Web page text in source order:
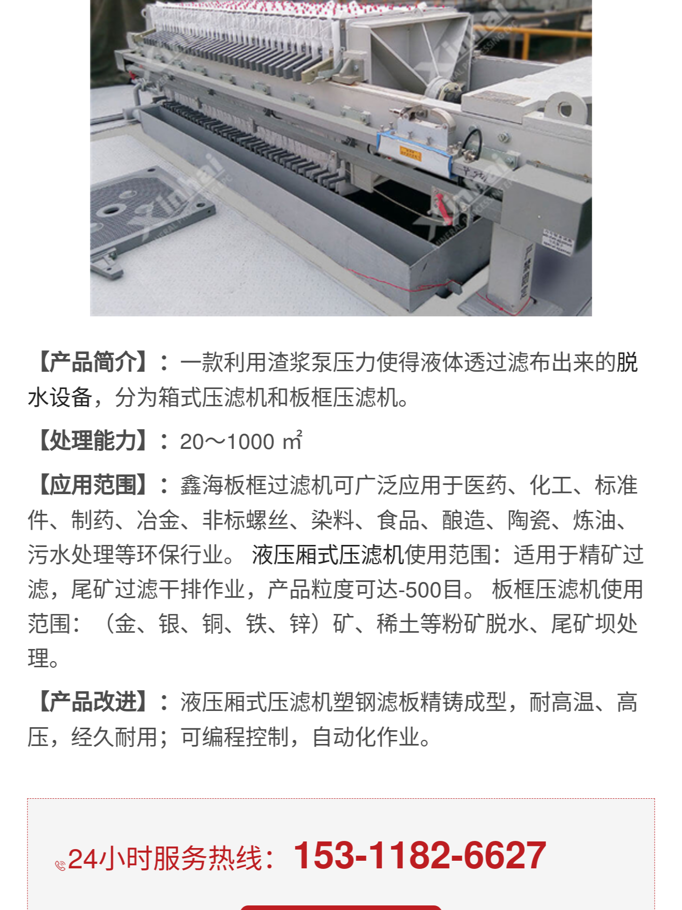
【产品简介】： 一款利用渣浆泵压力使得液体透过滤布出来的脱
水设备，分为箱式压滤机和板框压滤机。
【处理能力】： 20～1000 ㎡
【应用范围】： 鑫海板框过滤机可广泛应用于医药、化工、标准
件、制药、冶金、非标螺丝、染料、食品、酿造、陶瓷、炼油、
污水处理等环保行业。 液压厢式压滤机使用范围：适用于精矿过
滤，尾矿过滤干排作业，产品粒度可达-500目。 板框压滤机使用
范围：（金、银、铜、铁、锌）矿、稀土等粉矿脱水、尾矿坝处
理。
【产品改进】： 液压厢式压滤机塑钢滤板精铸成型，耐高温、高
压，经久耐用；可编程控制，自动化作业。
24小时服务热线： 153-1182-6627